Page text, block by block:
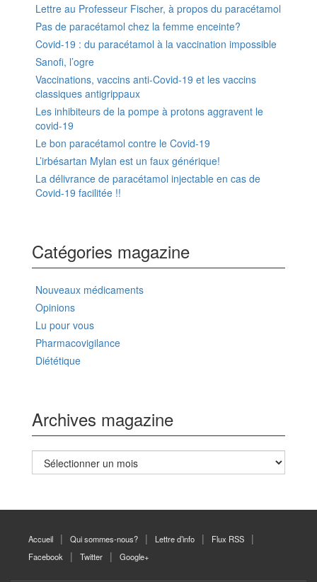
Lettre au Professeur Fischer, à propos du paracétamol
Pas de paracétamol chez la femme enceinte?
Covid-19 : du paracétamol à la vaccination impossible
Sanofi, l’ogre
Vaccinations, vaccins anti-Covid-19 et les vaccins
classiques antigrippaux
Les inhibiteurs de la pompe à protons aggravent le
covid-19
Le bon paracétamol contre le Covid-19
L’irbésartan Mylan est un faux générique!
La délivrance de paracétamol injectable en cas de
Covid-19 facilitée !!
Catégories magazine
Nouveaux médicaments
Opinions
Lu pour vous
Pharmacovigilance
Diététique
Archives magazine
Archives
magazine
Accueil Qui sommes-nous? Lettre d’info
Flux RSS
Facebook
Twitter Google+